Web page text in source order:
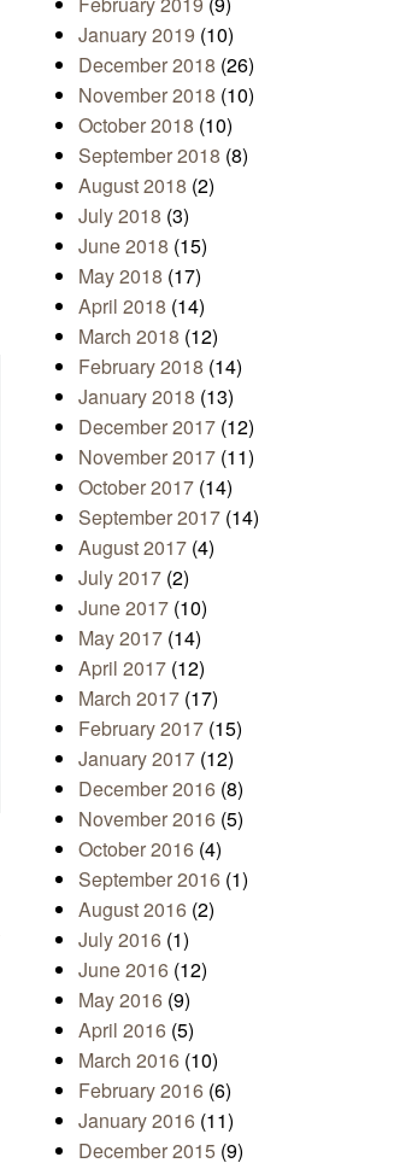
January 2019 (10)
December 2018 (26)
November 2018 (10)
October 2018 (10)
September 2018 (8)
August 2018 (2)
July 2018 (3)
June 2018 (15)
May 2018 (17)
April 2018 (14)
March 2018 (12)
February 2018 (14)
January 2018 (13)
December 2017 (12)
November 2017 (11)
October 2017 (14)
September 2017 (14)
August 2017 (4)
July 2017 (2)
June 2017 (10)
May 2017 (14)
April 2017 (12)
March 2017 (17)
February 2017 (15)
January 2017 (12)
December 2016 (8)
November 2016 (5)
October 2016 (4)
September 2016 (1)
August 2016 (2)
July 2016 (1)
June 2016 (12)
May 2016 (9)
April 2016 (5)
March 2016 (10)
February 2016 (6)
January 2016 (11)
December 2015 (9)